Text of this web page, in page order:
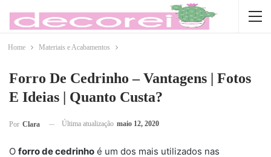
Home Materiais e Acabamentos
Forro De Cedrinho – Vantagens | Fotos
E Ideias | Quanto Custa?
Por Clara Última atualização maio 12, 2020
O forro de cedrinho é um dos mais utilizados nas